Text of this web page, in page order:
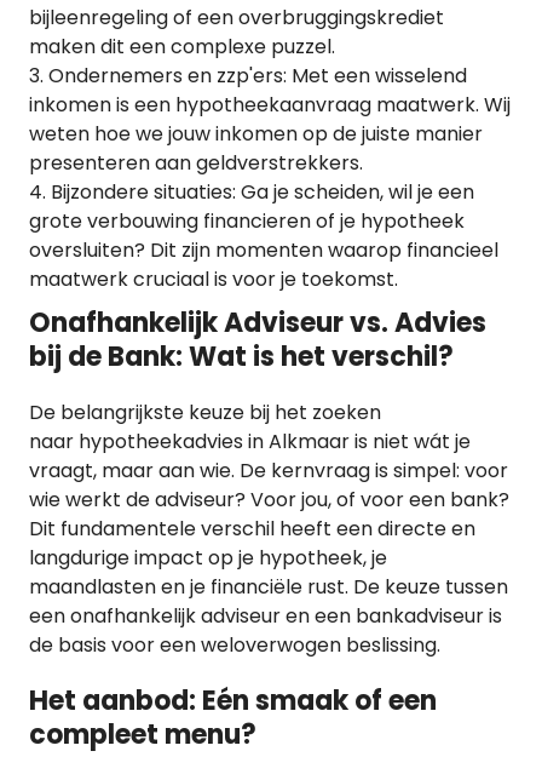
bijleenregeling of een overbruggingskrediet
maken dit een complexe puzzel.
Ondernemers en zzp'ers: Met een wisselend
inkomen is een hypotheekaanvraag maatwerk. Wij
weten hoe we jouw inkomen op de juiste manier
presenteren aan geldverstrekkers.
Bijzondere situaties: Ga je scheiden, wil je een
grote verbouwing financieren of je hypotheek
oversluiten? Dit zijn momenten waarop financieel
maatwerk cruciaal is voor je toekomst.
Onafhankelijk Adviseur vs. Advies
bij de Bank: Wat is het verschil?
De belangrijkste keuze bij het zoeken
naar hypotheekadvies in Alkmaar is niet wát je
vraagt, maar aan wie. De kernvraag is simpel: voor
wie werkt de adviseur? Voor jou, of voor een bank?
Dit fundamentele verschil heeft een directe en
langdurige impact op je hypotheek, je
maandlasten en je financiële rust. De keuze tussen
een onafhankelijk adviseur en een bankadviseur is
de basis voor een weloverwogen beslissing.
Het aanbod: Eén smaak of een
compleet menu?